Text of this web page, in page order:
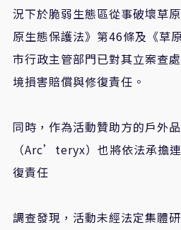
況下於脆弱生態區從事破壞草
原生態保護法》第46條及《草
市行政主管部門已對其立案查
境損害賠償與修復責任。
同時，作為活動贊助方的戶外
（Arc’teryx）也將依法承擔
復責任
調查發現，活動未經法定集體